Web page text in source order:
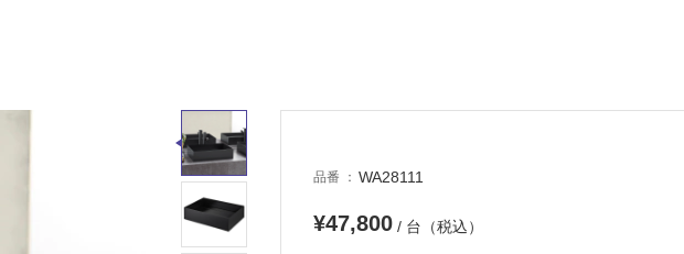
品番 WA28111
¥47,800 / 台（税込）